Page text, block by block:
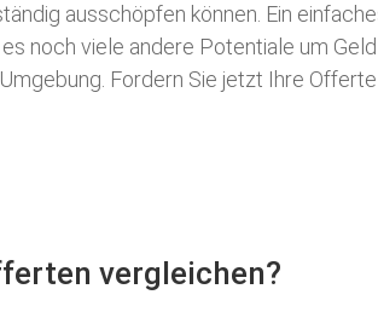
ausschöpfen können. Ein
noch viele andere Potentiale um
Fordern Sie jetzt Ihre Offerte
vergleichen?